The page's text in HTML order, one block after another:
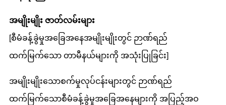
အမျိုးမျိုး ဇာတ်လမ်းများ
[စီမံခန့်ခွဲမှုအခြေအနေအမျိုးမျိုးတွင် ဉာဏ်ရည်
ထက်မြက်သော တာမီနယ်များကို အသုံးပြုခြင်း]
အမျိုးမျိုးသောစက်မှုလုပ်ငန်းများတွင် ဉာဏ်ရည်
ထက်မြက်သောစီမံခန့်ခွဲမှုအခြေအနေများကို အပြည့်အဝ